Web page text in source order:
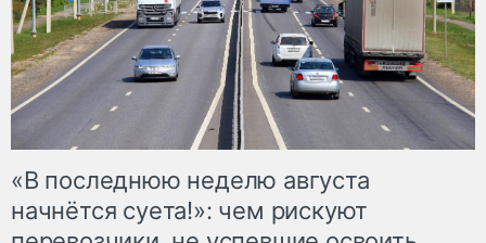
«В последнюю неделю августа
начнётся суета!»: чем рискуют